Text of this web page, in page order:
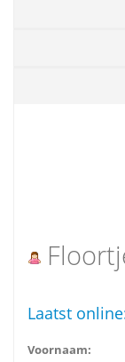
Laatst
Voornaam: